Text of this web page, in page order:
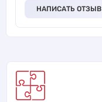
НАПИСАТЬ ОТЗЫВ